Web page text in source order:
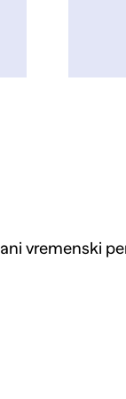
vremenski